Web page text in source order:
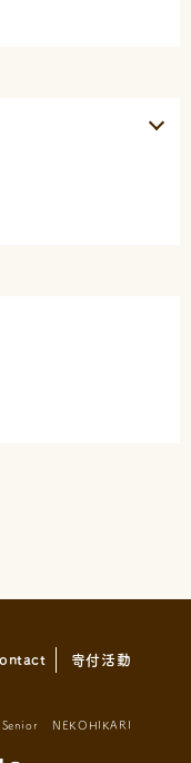
寄付活動
NEKOHIKARI